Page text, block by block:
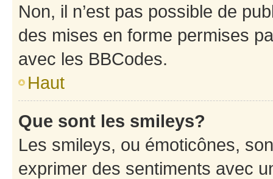
Non, il n’est pas possible de
des mises en forme permises
avec les BBCodes.
Haut
Que sont les smileys?
Les smileys, ou émoticônes,
exprimer des sentiments avec